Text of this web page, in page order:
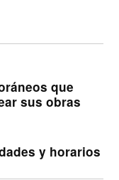
que
sus obras
y horarios